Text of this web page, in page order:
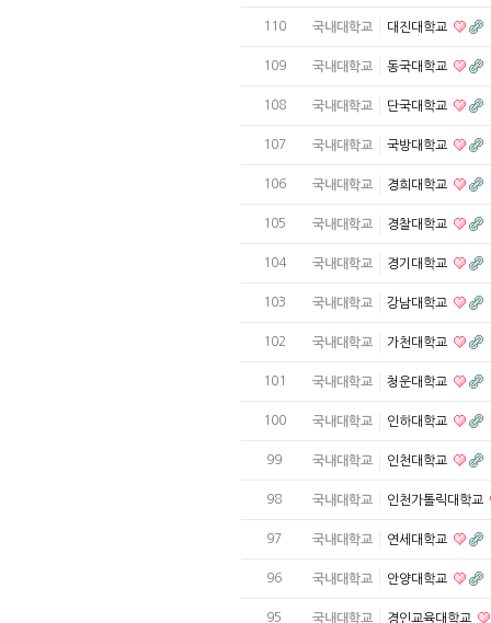
110 국내대학교 대진대학교
109 국내대학교 동국대학교
108 국내대학교 단국대학교
107 국내대학교 국방대학교
106 국내대학교 경희대학교
105 국내대학교 경찰대학교
104 국내대학교 경기대학교
103 국내대학교 강남대학교
102 국내대학교 가천대학교
101 국내대학교 청운대학교
100 국내대학교 인하대학교
99 국내대학교 인천대학교
98 국내대학교 인천가톨릭대학교
97 국내대학교 연세대학교
96 국내대학교 안양대학교
95 국내대학교 경인교육대학교